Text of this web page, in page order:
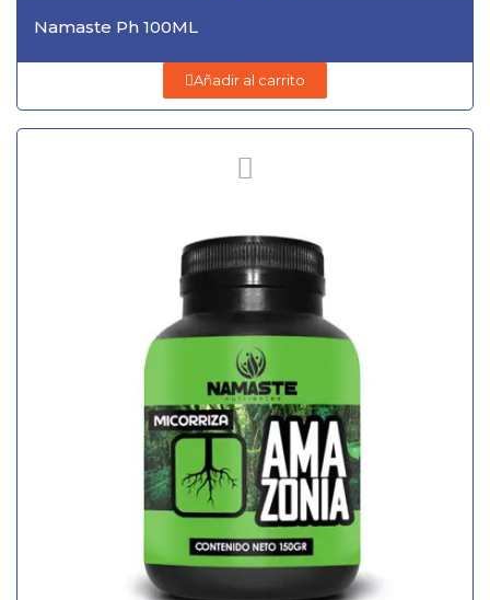
Namaste Ph 100ML
Añadir al carrito